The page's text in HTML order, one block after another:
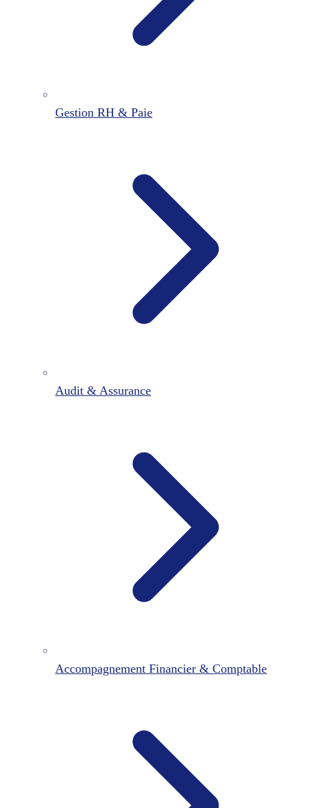
Gestion RH & Paie
Audit & Assurance
Accompagnement Financier & Comptable